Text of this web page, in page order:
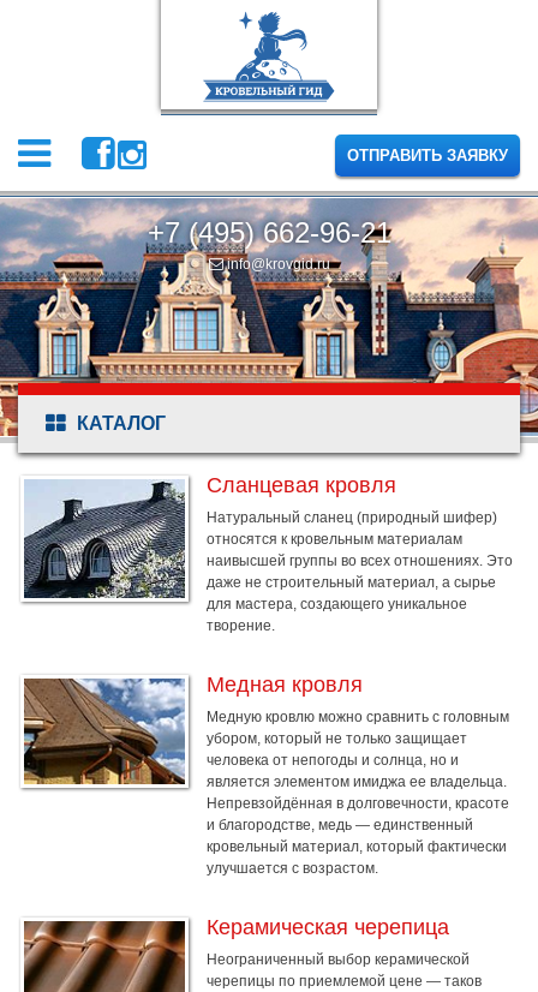
ОТПРАВИТЬ ЗАЯВКУ
+7 (495) 662-96-21
info@krovgid.ru
КАТАЛОГ
Сланцевая кровля
Натуральный сланец (природный шифер)
относятся к кровельным материалам
наивысшей группы во всех отношениях. Это
даже не строительный материал, а сырье
для мастера, создающего уникальное
творение.
Медная кровля
Медную кровлю можно сравнить с головным
убором, который не только защищает
человека от непогоды и солнца, но и
является элементом имиджа ее владельца.
Непревзойдённая в долговечности, красоте
и благородстве, медь — единственный
кровельный материал, который фактически
улучшается с возрастом.
Керамическая черепица
Неограниченный выбор керамической
черепицы по приемлемой цене — таков